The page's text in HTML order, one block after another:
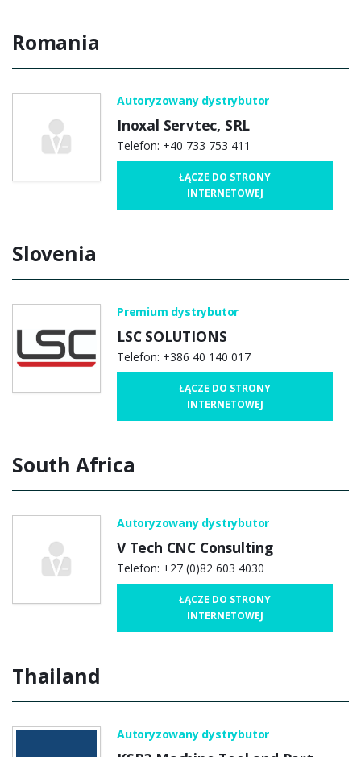
Romania
Autoryzowany dystrybutor
Inoxal Servtec, SRL
Telefon: +40 733 753 411
ŁĄCZE DO STRONY
INTERNETOWEJ
Slovenia
Premium dystrybutor
LSC SOLUTIONS
Telefon: +386 40 140 017
ŁĄCZE DO STRONY
INTERNETOWEJ
South Africa
Autoryzowany dystrybutor
V Tech CNC Consulting
Telefon: +27 (0)82 603 4030
ŁĄCZE DO STRONY
INTERNETOWEJ
Thailand
Autoryzowany dystrybutor